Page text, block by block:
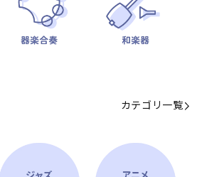
カテゴリ一覧